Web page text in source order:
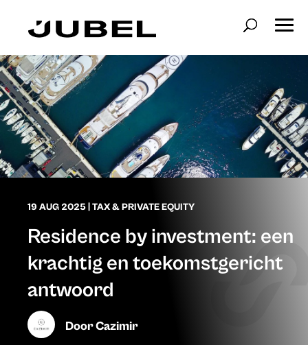
19 AUG 2025 TAX & PRIVATE EQUITY
Residence by investment: een
krachtig en toekomstgericht
antwoord
DoorCazimir